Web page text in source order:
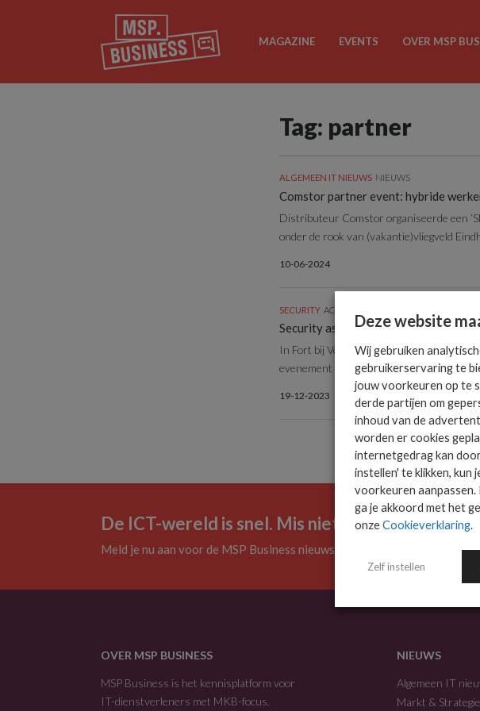
MAGAZINE EVENTS OVER MSP
Tag: partner
ALGEMEEN IT NIEUWS NIEUWS
Comstor partner event: hybride
Distributeur Comstor organiseerde een
onder de rook van (vakantie)vliegveld
10-06-2024
SECURITY ACHTERGROND
Security as a service voor veel
In Fort bij Vechten, als verdedigingswerk
evenement voor partners. Op de eerste...
19-12-2023
De ICT-wereld is snel. Mis niets.
Meld je nu aan voor de MSP Business nieuwsbrief.
OVER MSP BUSINESS
MSP Business is het kennisplatform voor
IT-dienstverleners met MKB-focus.
NIEUWS
Algemeen IT
Markt & Strategie
Deze website
Wij gebruiken
gebruikerservaring te
jouw voorkeuren op te
derde partijen om
inhoud van de
worden er cookies
internetgedrag kan
instellen' te klikken, kun
voorkeuren
ga je akkoord met het
onzeCookieverklaring.
Zelf instellen